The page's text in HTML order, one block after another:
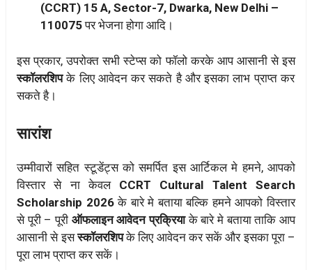
(CCRT) 15 A, Sector-7, Dwarka, New Delhi –
110075पर भेजना होगा आदि।
इस प्रकार, उपरोक्त सभी स्टेप्स को फॉलो करके आप आसानी से इस
स्कॉलरशिपके लिए आवेदन कर सकते है और इसका लाभ प्राप्त कर
सकते है।
सारांश
उम्मीवारों सहित स्टूडेंट्स को समर्पित इस आर्टिकल मे हमने, आपको
विस्तार से ना केवल CCRT Cultural Talent Search
Scholarship 2026के बारे मे बताया बल्कि हमने आपको विस्तार
से पूरी – पूरी ऑफलाइन आवेदन प्रक्रियाके बारे मे बताया ताकि आप
आसानी से इसस्कॉलरशिपके लिए आवेदन कर सकें और इसका पूरा –
पूरा लाभ प्राप्त कर सकें।